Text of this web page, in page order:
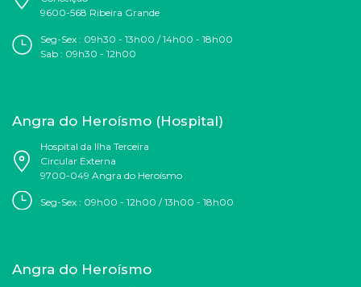
9600-568 Ribeira Grande
Seg-Sex : 09h30 - 13h00 / 14h00 - 18h00
Sab : 09h30 - 12h00
Angra do Heroísmo (Hospital)
Hospital da Ilha Terceira
Circular Externa
9700-049 Angra do Heroísmo
Seg-Sex : 09h00 - 12h00 / 13h00 - 18h00
Angra do Heroísmo